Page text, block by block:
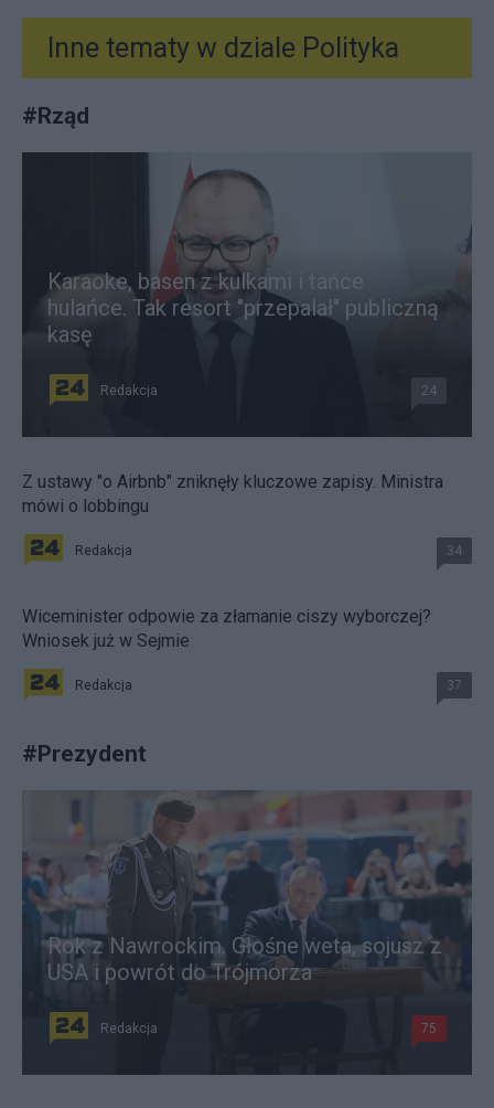
Inne tematy w dziale Polityka
#Rząd
Karaoke, basen z kulkami i tańce
hulańce. Tak resort "przepalał" publiczną
kasę
Redakcja 24
Z ustawy "o Airbnb" zniknęły kluczowe zapisy. Ministra
mówi o lobbingu
Redakcja 34
Wiceminister odpowie za złamanie ciszy wyborczej?
Wniosek już w Sejmie
Redakcja 37
#Prezydent
Rok z Nawrockim. Głośne weta, sojusz z
USA i powrót do Trójmorza
Redakcja 75